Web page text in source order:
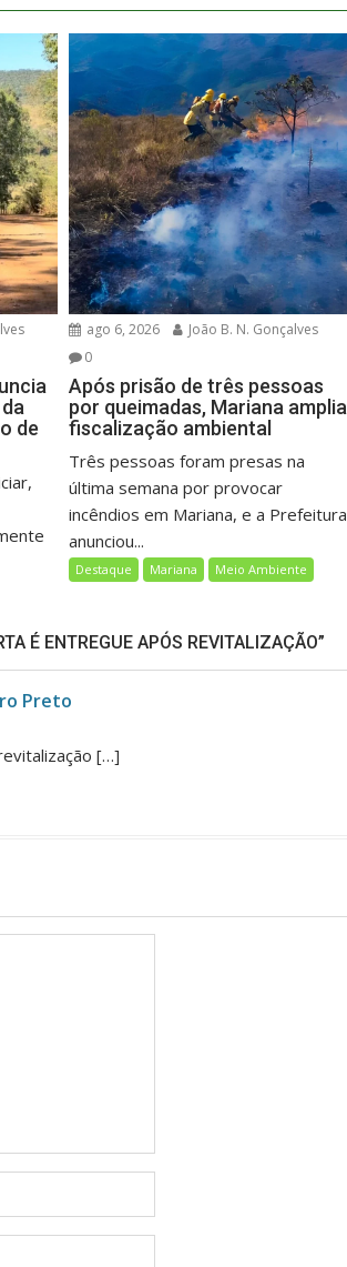
de
ago 6, 2026
João B. N. Gonçalves
0
Após prisão de três pessoas
por queimadas, Mariana amplia
fiscalização ambiental
Três pessoas foram presas na
última semana por provocar
incêndios em Mariana, e a Prefeitura
anunciou...
Destaque Mariana Meio Ambiente
É ENTREGUE APÓS REVITALIZAÇÃO”
Preto
[…]